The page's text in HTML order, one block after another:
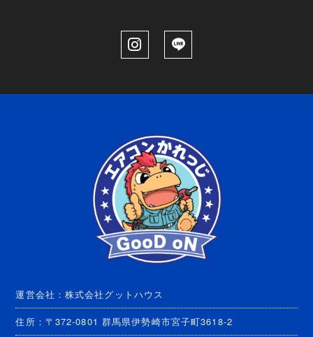
運営会社：株式会社グットハウス
住所：〒372-0801 群馬県伊勢崎市宮子町3618-2